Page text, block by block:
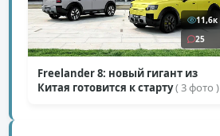
11,6к
25
Freelander 8: новый гигант из
Китая готовится к старту( 3 фото )